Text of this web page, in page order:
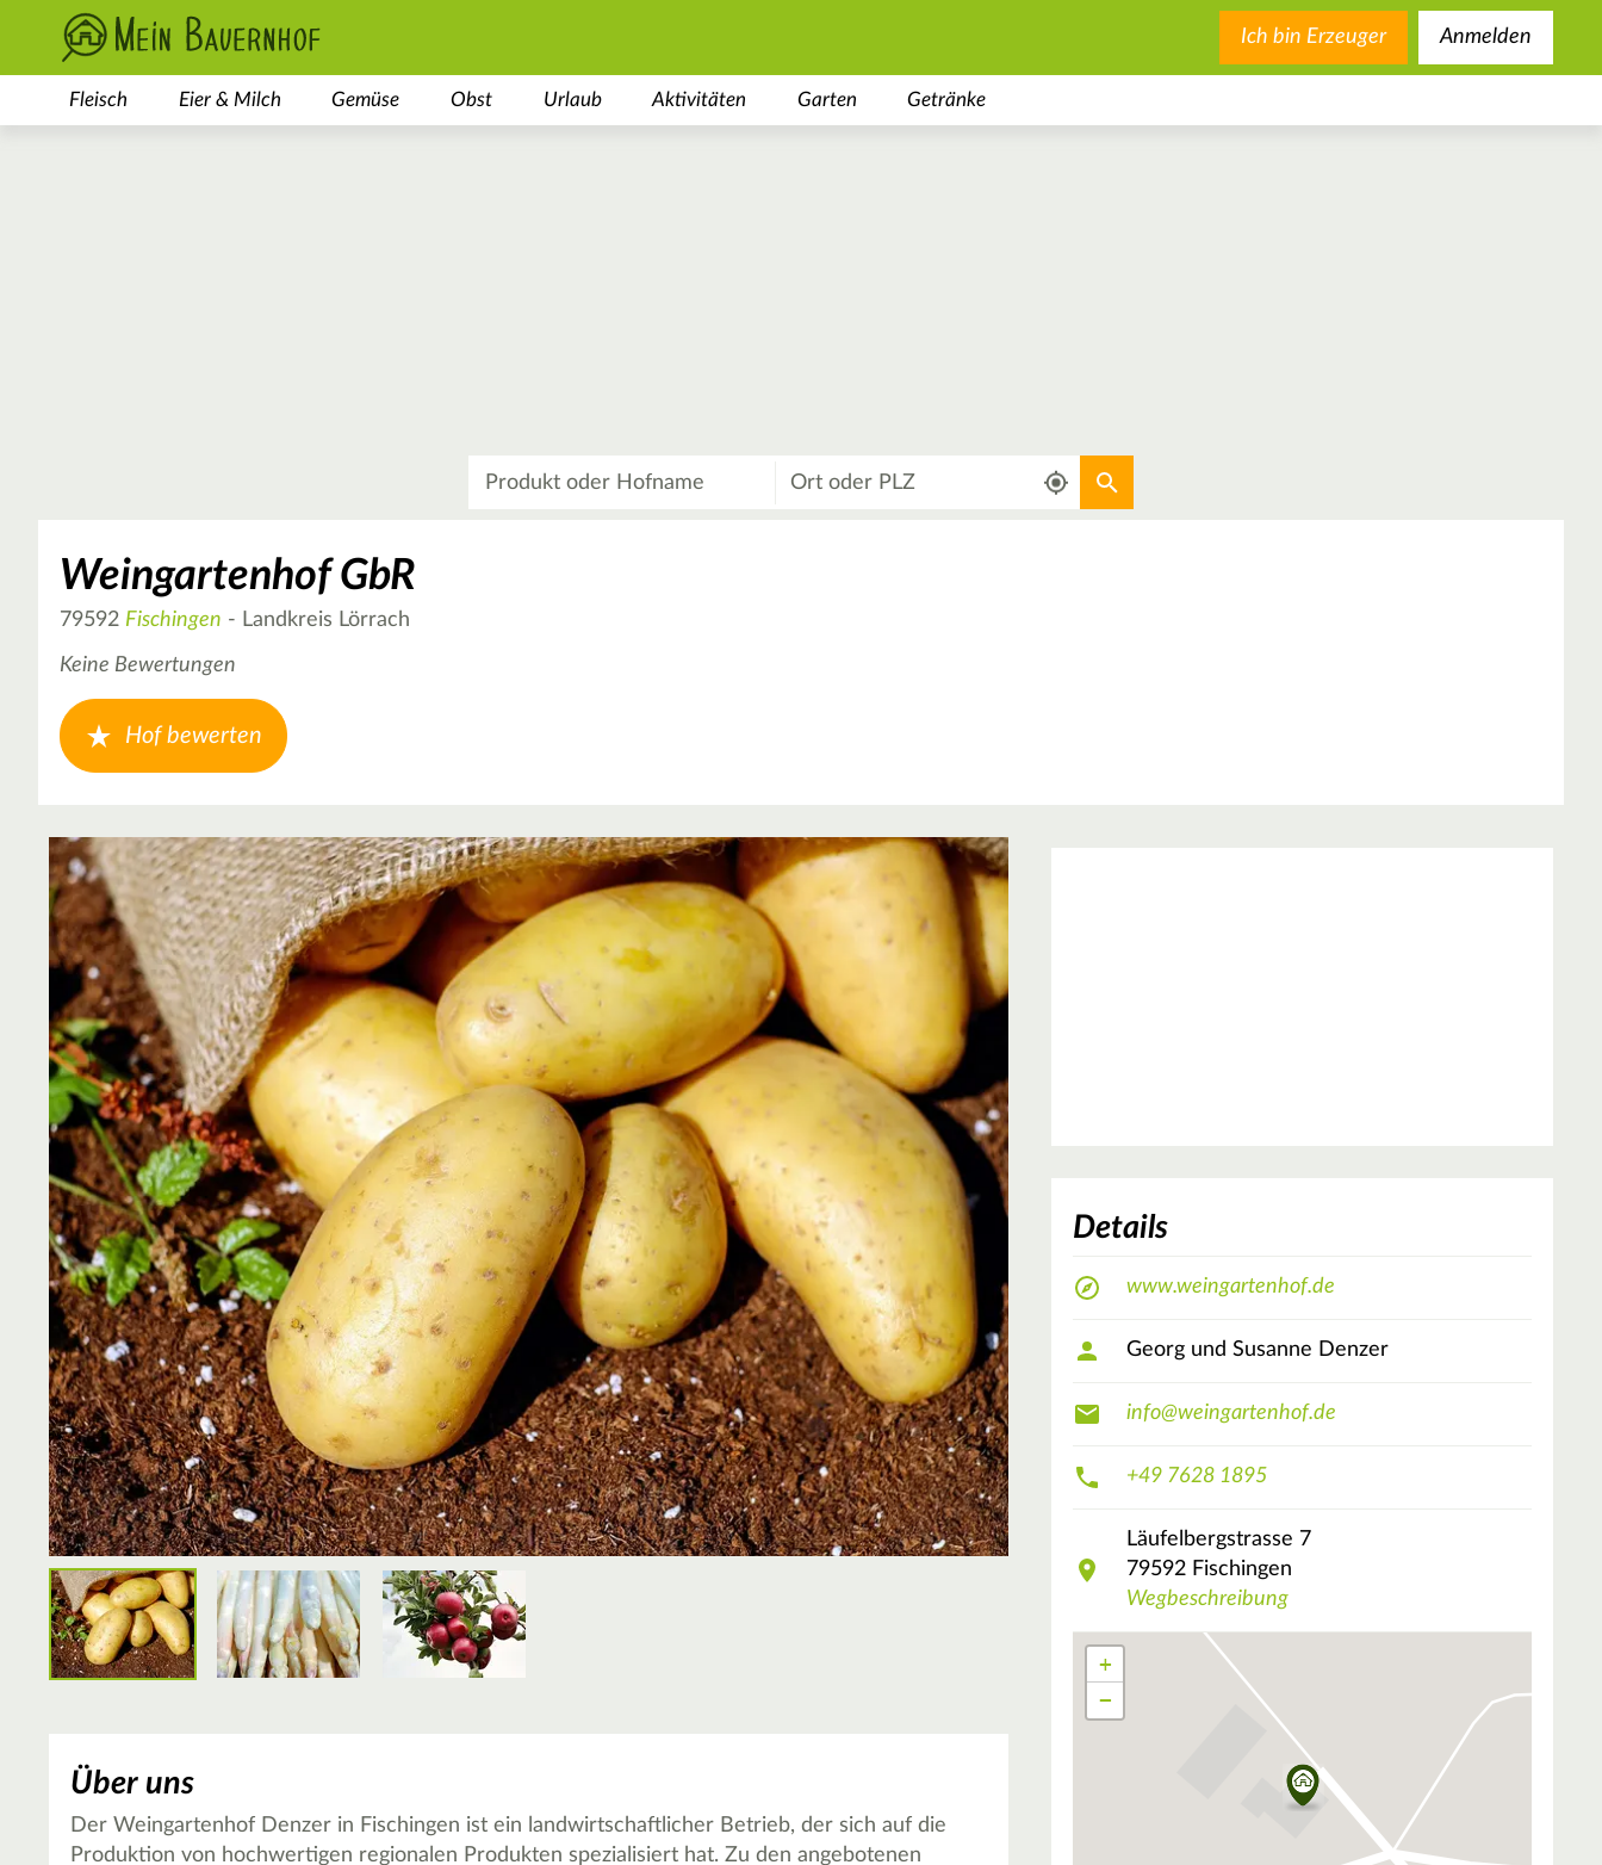
Ich bin Erzeuger Anmelden
Fleisch Eier & Milch Gemüse Obst Urlaub Aktivitäten Garten Getränke
Aktuellen Standort verwenden
Weingartenhof GbR
79592 Fischingen - Landkreis Lörrach
Keine Bewertungen
Hof bewerten
Über uns
Der Weingartenhof Denzer in Fischingen ist ein landwirtschaftlicher Betrieb, der sich auf die
Produktion von hochwertigen regionalen Produkten spezialisiert hat. Zu den angebotenen
Details
www.weingartenhof.de
Georg und Susanne Denzer
info@weingartenhof.de
+49 7628 1895
Läufelbergstrasse 7
79592 Fischingen
Wegbeschreibung
+
−